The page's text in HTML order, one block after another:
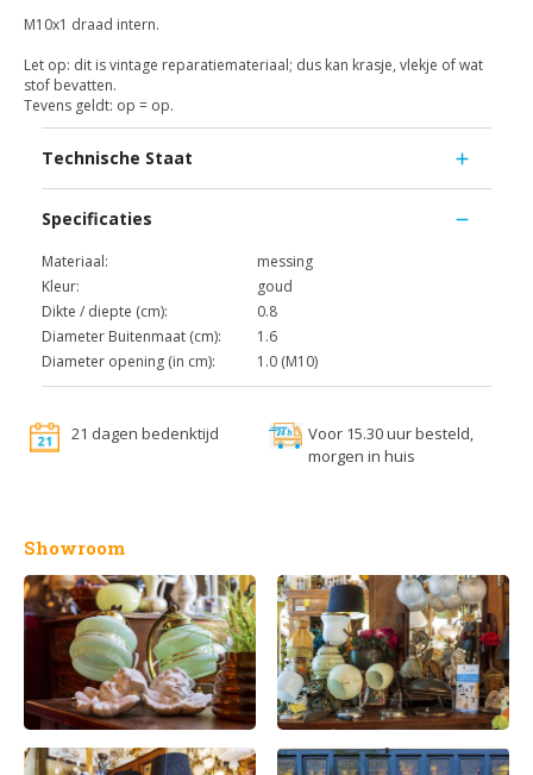
M10x1 draad intern.
Let op: dit is vintage reparatiemateriaal; dus kan krasje, vlekje of wat
stof bevatten.
Tevens geldt: op = op.
Technische Staat
Specificaties
Materiaal:
messing
Kleur:
goud
Dikte / diepte (cm):
0.8
Diameter Buitenmaat (cm):
1.6
Diameter opening (in cm):
1.0 (M10)
21 dagen bedenktijd
Voor 15.30 uur besteld,
morgen in huis
Showroom